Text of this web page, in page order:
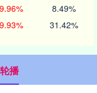
8.49%
31.42%
播